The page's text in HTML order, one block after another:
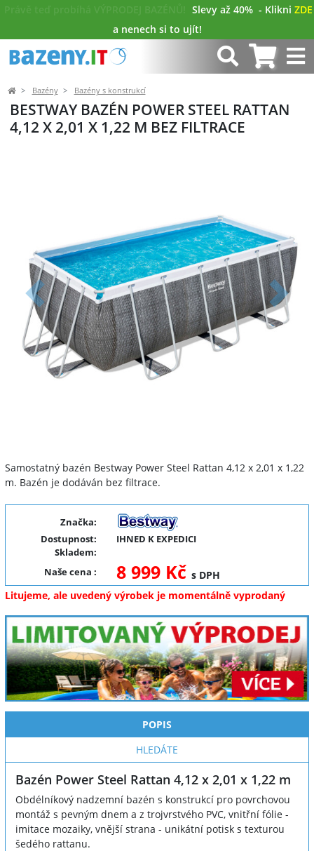
Slevy až 40% - Klikni ZDE
a nenech si to ujít!
Bazény Bazény s konstrukcí
BESTWAY BAZÉN POWER STEEL RATTAN
4,12 X 2,01 X 1,22 M BEZ FILTRACE
Předchozí Další
Samostatný bazén Bestway Power Steel Rattan 4,12 x 2,01 x 1,22
m. Bazén je dodáván bez filtrace.
Značka:
Dostupnost:
IHNED K EXPEDICI
Skladem:
Naše cena : 8 999 Kč s DPH
Litujeme, ale uvedený výrobek je momentálně vyprodaný
POPIS
HLEDÁTE
Bazén Power Steel Rattan 4,12 x 2,01 x 1,22 m
Obdélníkový nadzemní bazén s konstrukcí pro povrchovou
montáž s pevným dnem a z trojvrstvého PVC, vnitřní fólie -
imitace mozaiky, vnější strana - unikátní potisk s texturou
šedého rattanu.